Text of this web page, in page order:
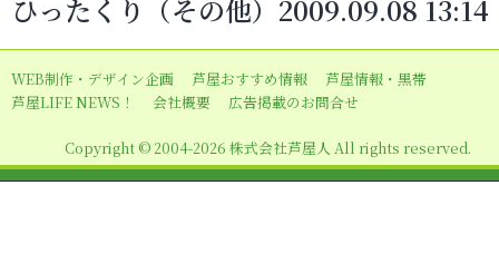
ゲ
ー
シ
ン
ひったくり（その他）2009.09.08 13:14
WEB制作・デザイン企画 芦屋おすすめ情報
芦屋情報・黒帯
芦屋LIFE NEWS！
会社概要 広告掲載のお問合せ
Copyright © 2004-2026 株式会社芦屋人 All rights reserved.